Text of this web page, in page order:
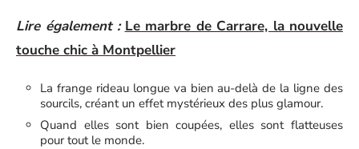
Lire également : Le marbre de Carrare, la nouvelle
touche chic à Montpellier
La frange rideau longue va bien au-delà de la ligne des
sourcils, créant un effet mystérieux des plus glamour.
Quand elles sont bien coupées, elles sont flatteuses
pour tout le monde.